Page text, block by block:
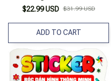
Động - Song Ngữ Việt-Anh
$22.99 USD $31.99 USD
ADD TO CART